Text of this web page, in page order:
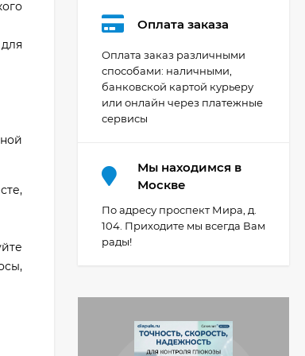
Оплата заказа
Оплата заказ различными
способами: наличными,
банковской картой курьеру
или онлайн через платежные
сервисы
Мы находимся в
Москве
По адресу проспект Мира, д.
104. Приходите мы всегда Вам
рады!